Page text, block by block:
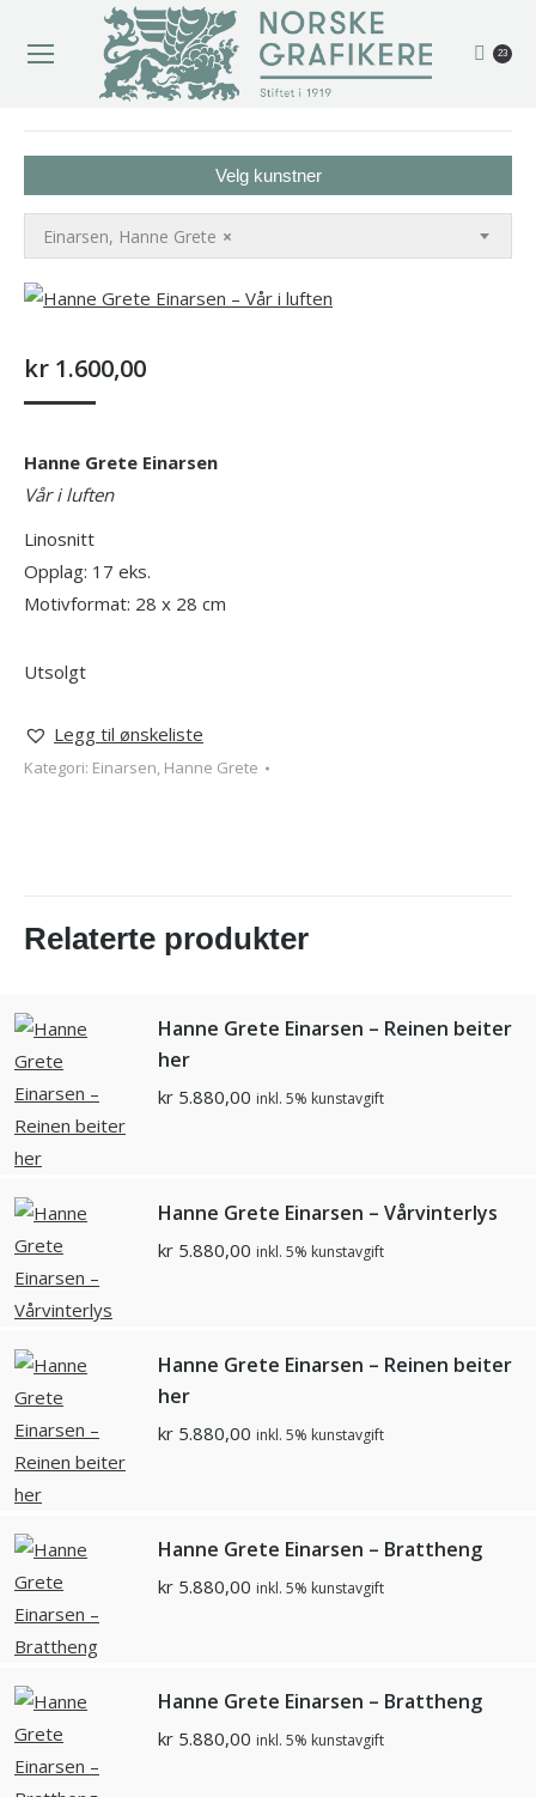
23
Velg kunstner
×
Einarsen, Hanne Grete
kr 1.600,00
Hanne Grete Einarsen
Vår i luften
Linosnitt
Opplag: 17 eks.
Motivformat: 28 x 28 cm
Utsolgt
Legg til ønskeliste
Kategori: Einarsen, Hanne Grete
Relaterte produkter
Hanne Grete Einarsen – Reinen beiter
her
kr 5.880,00 inkl. 5% kunstavgift
Hanne Grete Einarsen – Vårvinterlys
kr 5.880,00 inkl. 5% kunstavgift
Hanne Grete Einarsen – Reinen beiter
her
kr 5.880,00 inkl. 5% kunstavgift
Hanne Grete Einarsen – Brattheng
kr 5.880,00 inkl. 5% kunstavgift
Hanne Grete Einarsen – Brattheng
kr 5.880,00 inkl. 5% kunstavgift